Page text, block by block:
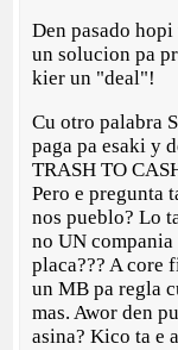
Den pasado
un solucion pa
kier un "deal"!
Cu otro palabra
paga pa esaki y
TRASH TO
Pero e pregunta
nos pueblo? Lo
no UN compania
placa??? A core
un MB pa regla
mas. Awor den
asina? Kico ta e